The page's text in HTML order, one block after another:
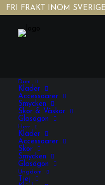
FRI FRAKT INOM
Dam
Kläder
Accessoarer
Smycken
Skor & Väskor
Glasögon
Herr
Kläder
Accessoarer
Skor
Smycken
Glasögon
Ungdom
Tjej
Vad vi
namnet/
is in